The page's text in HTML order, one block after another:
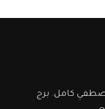
. مصطفي كامل. برج